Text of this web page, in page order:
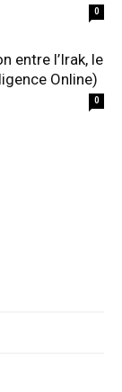
0
entre l’Irak, le
Online)
0